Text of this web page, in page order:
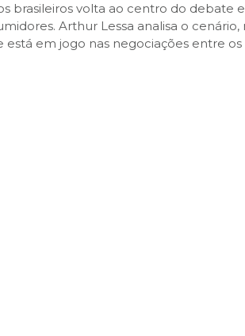
brasileiros volta ao centro do debate
Arthur Lessa analisa o
em jogo nas negociações entre os